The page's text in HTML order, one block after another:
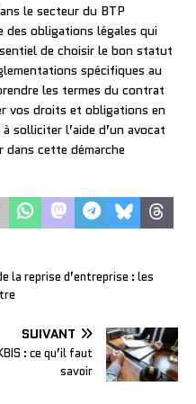
le secteur du BTP
des obligations légales qui
de choisir le bon statut
spécifiques au
les termes du contrat
vos droits et obligations en
solliciter l’aide d’un avocat
dans cette démarche
la reprise d’entreprise : les
SUIVANT
: ce qu’il faut
savoir